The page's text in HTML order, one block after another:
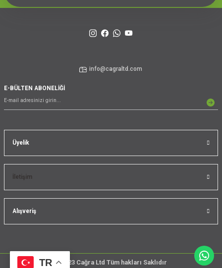
Üyelik
İletişim
Alışveriş
TR
info@cagraltd.com
E-BÜLTEN ABONELİĞİ
@2023 Cağra Ltd Tüm hakları Saklıdır